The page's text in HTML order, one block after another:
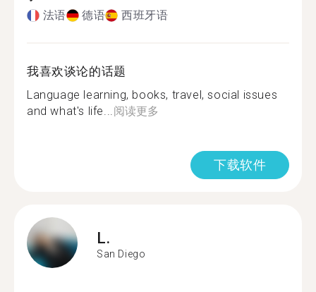
法语 德语 西班牙语
我喜欢谈论的话题
Language learning, books, travel, social issues
and what's life...阅读更多
下载软件
L.
San Diego